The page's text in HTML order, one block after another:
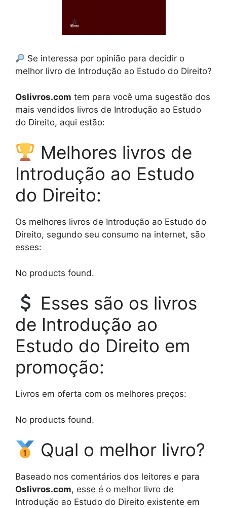
Se interessa por opinião para decidir o
melhor livro de Introdução ao Estudo do Direito?
Oslivros.com tem para você uma sugestão dos
mais vendidos livros de Introdução ao Estudo
do Direito, aqui estão:
Melhores livros de
Introdução ao Estudo
do Direito:
Os melhores livros de Introdução ao Estudo do
Direito, segundo seu consumo na internet, são
esses:
No products found.
Esses são os livros
de Introdução ao
Estudo do Direito em
promoção:
Livros em oferta com os melhores preços:
No products found.
Qual o melhor livro?
Baseado nos comentários dos leitores e para
Oslivros.com, esse é o melhor livro de
Introdução ao Estudo do Direito existente em